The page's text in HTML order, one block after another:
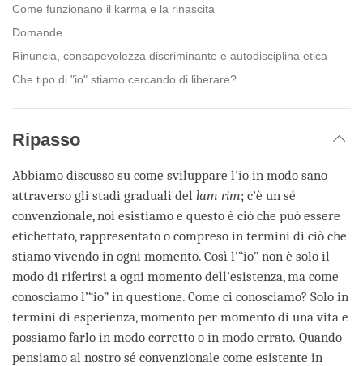
Come funzionano il karma e la rinascita
Domande
Rinuncia, consapevolezza discriminante e autodisciplina etica
Che tipo di "io" stiamo cercando di liberare?
Ripasso
Abbiamo discusso su come sviluppare l'io in modo sano
attraverso gli stadi graduali del lam rim; c’è un sé
convenzionale, noi esistiamo e questo è ciò che può essere
etichettato, rappresentato o compreso in termini di ciò che
stiamo vivendo in ogni momento. Così l’“io” non è solo il
modo di riferirsi a ogni momento dell’esistenza, ma come
conosciamo l’“io” in questione. Come ci conosciamo? Solo in
termini di esperienza, momento per momento di una vita e
possiamo farlo in modo corretto o in modo errato. Quando
pensiamo al nostro sé convenzionale come esistente in